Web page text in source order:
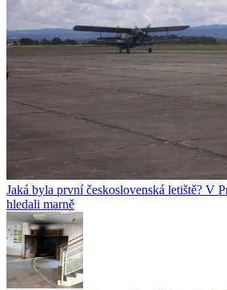
Jaká byla první československá letiště? V
hledali marně